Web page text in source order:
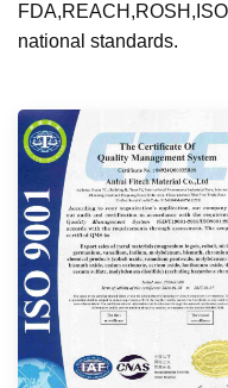
national standards.